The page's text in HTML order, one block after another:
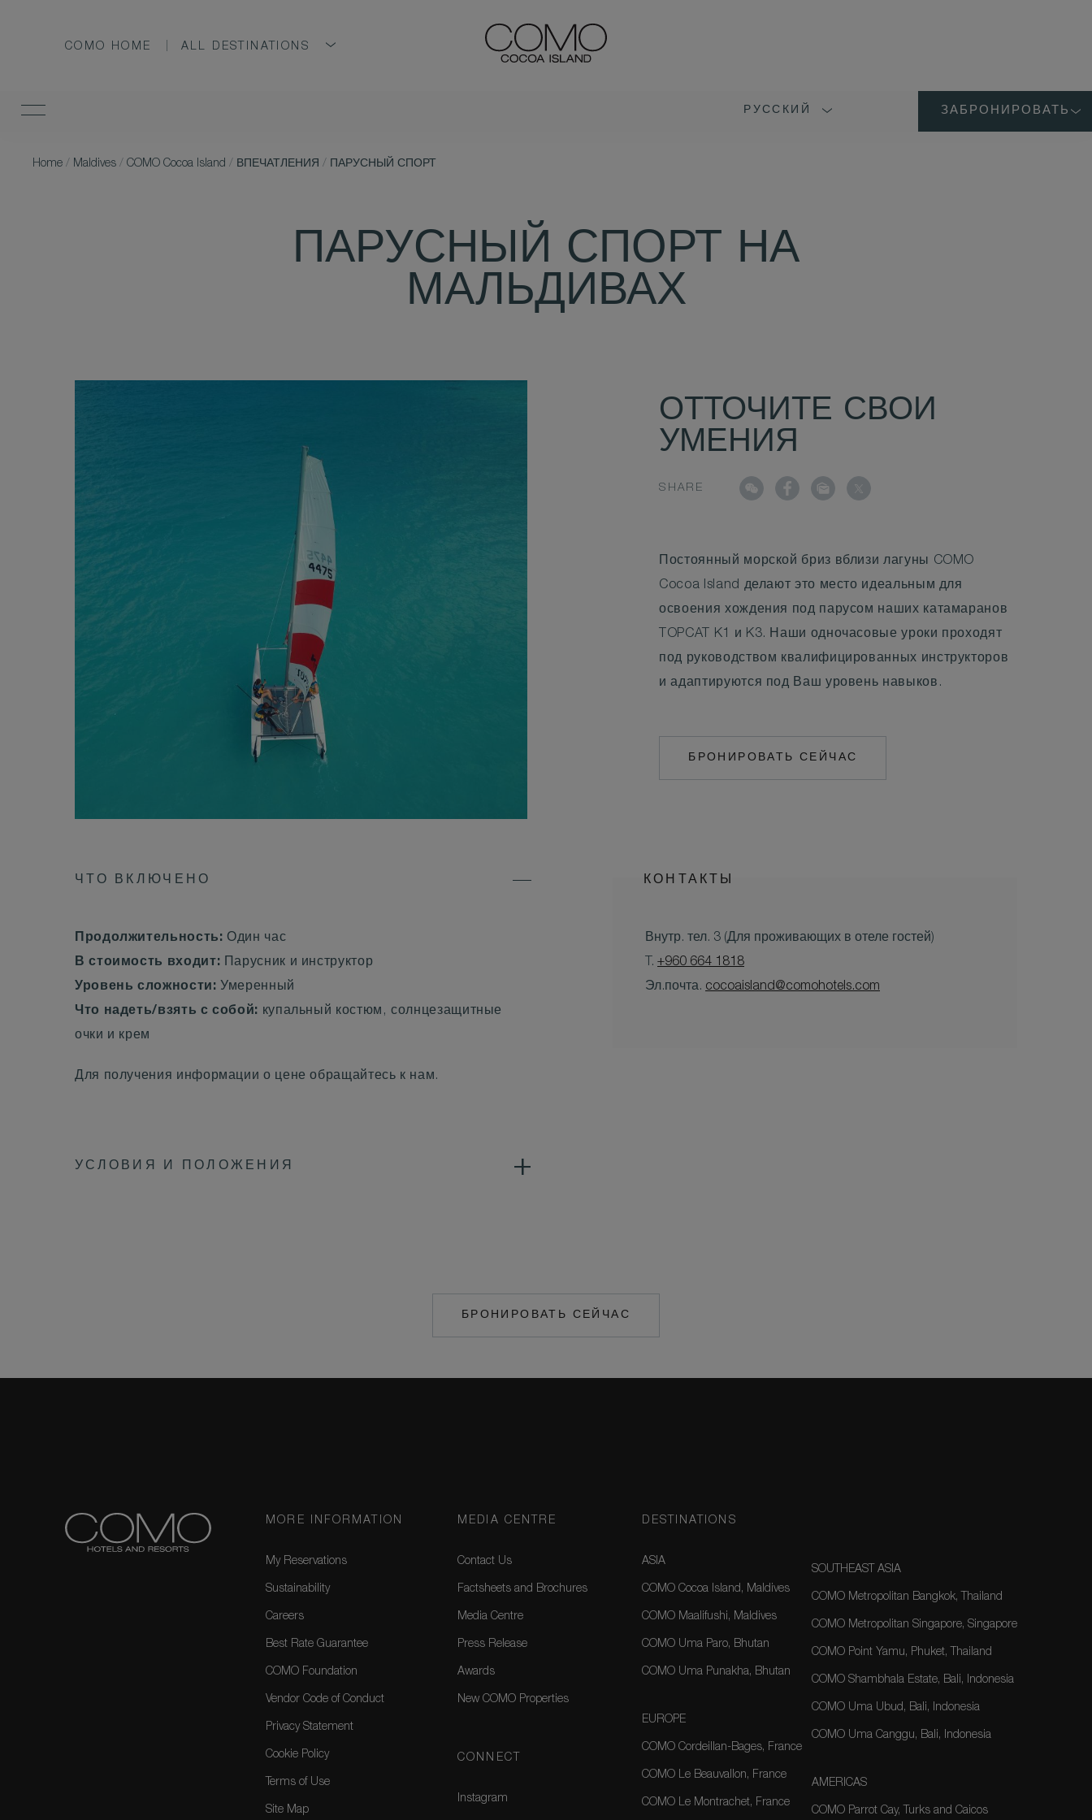
COMO HOME ALL DESTINATIONS
РУССКИЙ ЗАБРОНИРОВАТЬ
Home / Maldives / COMO Cocoa Island / ВПЕЧАТЛЕНИЯ / ПАРУСНЫЙ СПОРТ
ПАРУСНЫЙ СПОРТ НА
МАЛЬДИВАХ
ОТТОЧИТЕ СВОИ
УМЕНИЯ
SHARE
Постоянный морской бриз вблизи лагуны COMO
Cocoa Island делают это место идеальным для
освоения хождения под парусом наших катамаранов
TOPCAT K1 и K3. Наши одночасовые уроки проходят
под руководством квалифицированных инструкторов
и адаптируются под Ваш уровень навыков.
БРОНИРОВАТЬ СЕЙЧАС
ЧТО ВКЛЮЧЕНО
Продолжительность: Один час
В стоимость входит: Парусник и инструктор
Уровень сложности: Умеренный
Что надеть/взять с собой: купальный костюм, солнцезащитные
очки и крем
Для получения информации о цене обращайтесь к нам.
УСЛОВИЯ И ПОЛОЖЕНИЯ
КОНТАКТЫ
Внутр. тел. 3 (Для проживающих в отеле гостей)
T. +960 664 1818
Эл.почта. cocoaisland@comohotels.com
БРОНИРОВАТЬ СЕЙЧАС
MORE INFORMATION
My Reservations
Sustainability
Careers
Best Rate Guarantee
COMO Foundation
Vendor Code of Conduct
Privacy Statement
Cookie Policy
Terms of Use
Site Map
MEDIA CENTRE
Contact Us
Factsheets and Brochures
Media Centre
Press Release
Awards
New COMO Properties
CONNECT
Instagram
DESTINATIONS
ASIA
COMO Cocoa Island, Maldives
COMO Maalifushi, Maldives
COMO Uma Paro, Bhutan
COMO Uma Punakha, Bhutan
EUROPE
COMO Cordeillan-Bages, France
COMO Le Beauvallon, France
COMO Le Montrachet, France
SOUTHEAST ASIA
COMO Metropolitan Bangkok, Thailand
COMO Metropolitan Singapore, Singapore
COMO Point Yamu, Phuket, Thailand
COMO Shambhala Estate, Bali, Indonesia
COMO Uma Ubud, Bali, Indonesia
COMO Uma Canggu, Bali, Indonesia
AMERICAS
COMO Parrot Cay, Turks and Caicos